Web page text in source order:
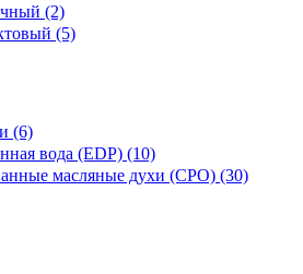
(2)
(5)
(6)
вода (EDP) (10)
масляные духи (CPO) (30)